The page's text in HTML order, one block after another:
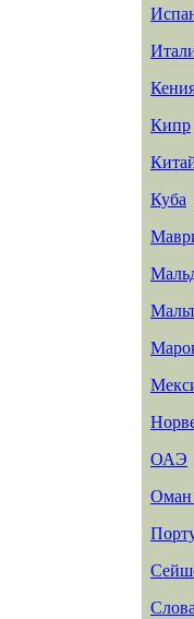
Кипр
Куба
ОАЭ